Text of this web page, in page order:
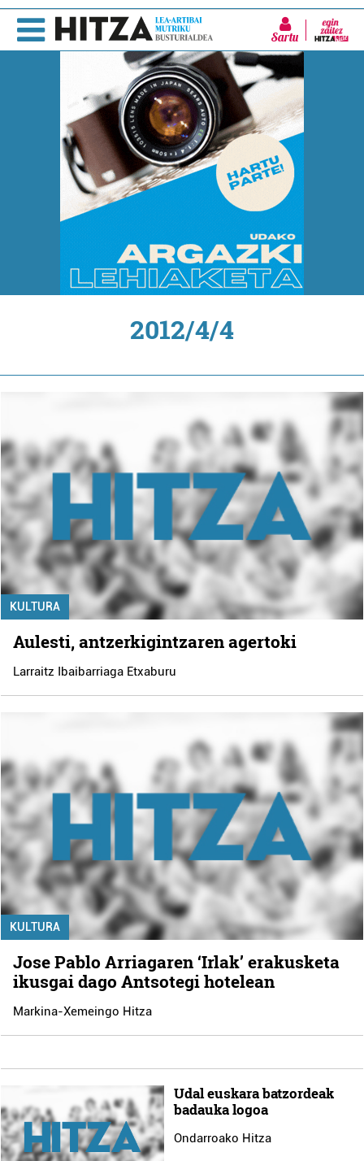
Sartu
2012/4/4
KULTURA
Aulesti, antzerkigintzaren agertoki
Larraitz Ibaibarriaga Etxaburu
KULTURA
Jose Pablo Arriagaren ‘Irlak’ erakusketa
ikusgai dago Antsotegi hotelean
Markina-Xemeingo Hitza
Udal euskara batzordeak
badauka logoa
Ondarroako Hitza